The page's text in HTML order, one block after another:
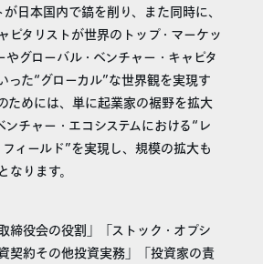
が日本国内で鎬を削り、また同時に、
ピタリストが世界のトップ・マーケッ
やグローバル・ベンチャー・キャピタ
った“グローカル”な世界観を実現す
ためには、単に起業家の裾野を拡大
ンチャー・エコシステムにおける“レ
フィールド”を実現し、規模の拡大も
ります。
締役会の役割」「ストック・オプシ
契約その他投資実務」「投資家の責